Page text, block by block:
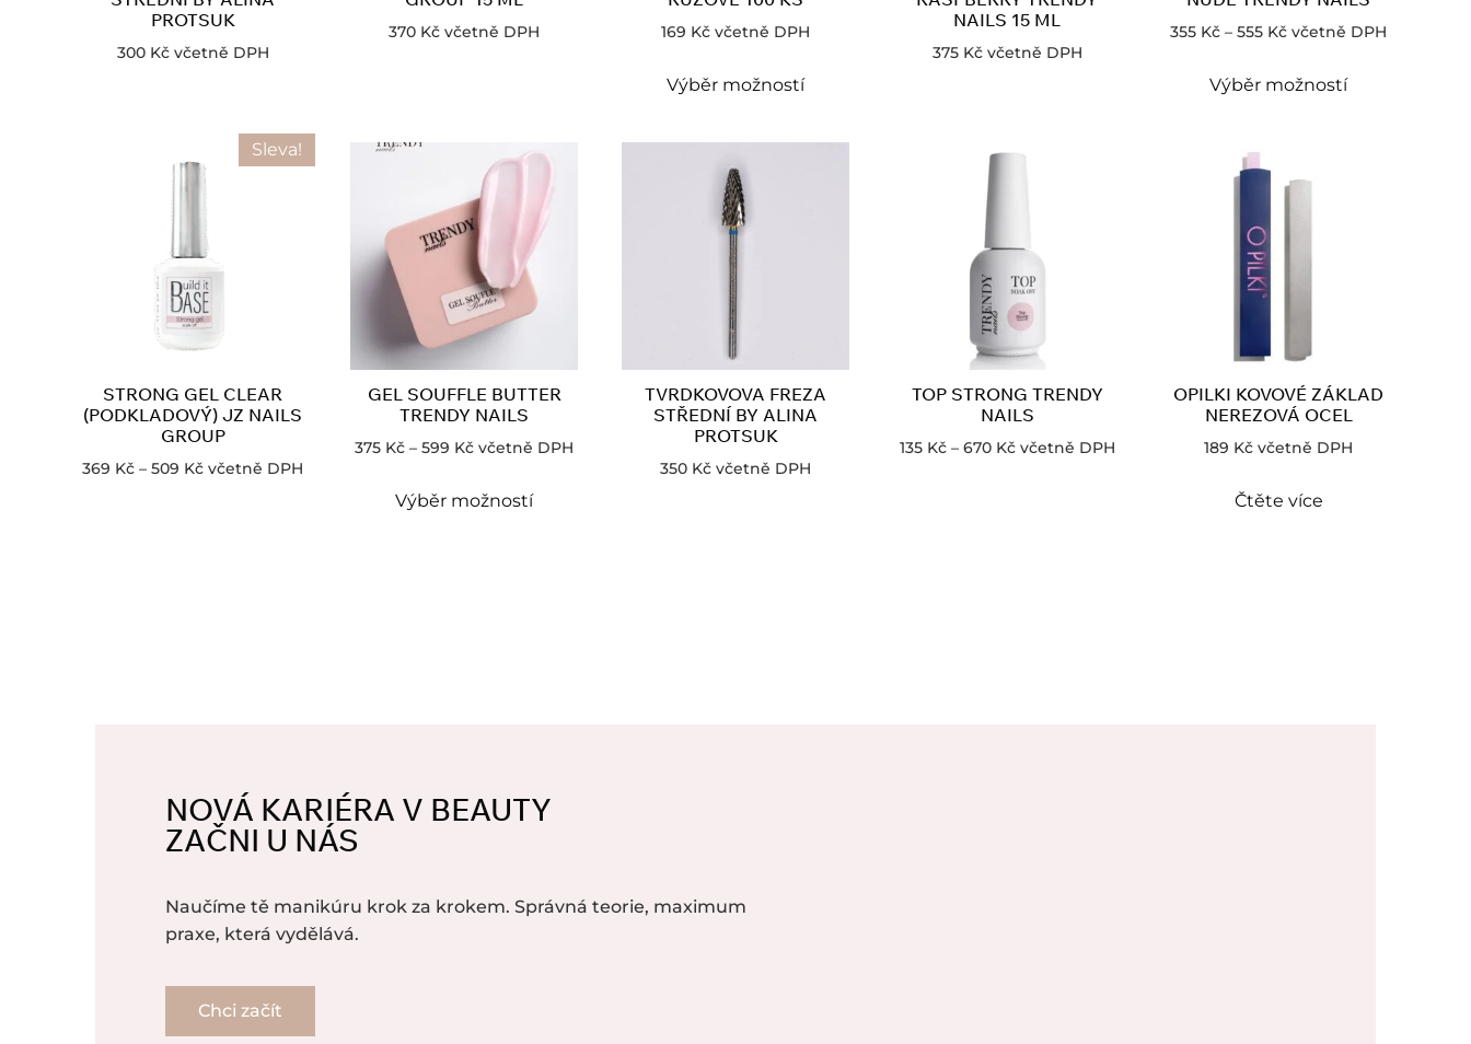
PROTSUK
300 Kč včetně DPH
370 Kč včetně DPH 169 Kč včetně DPH
Výběr možností
NAILS 15 ML
375 Kč včetně DPH
355 Kč – 555 Kč včetně DPH
Výběr možností
Sleva!
STRONG GEL CLEAR
(PODKLADOVÝ) JZ NAILS
GROUP
369 Kč – 509 Kč včetně DPH
GEL SOUFFLE BUTTER
TRENDY NAILS
375 Kč – 599 Kč včetně DPH
Výběr možností
TVRDKOVOVA FREZA
STŘEDNÍ BY ALINA
PROTSUK
350 Kč včetně DPH
TOP STRONG TRENDY
NAILS
135 Kč – 670 Kč včetně DPH
OPILKI KOVOVÉ ZÁKLAD
NEREZOVÁ OCEL
189 Kč včetně DPH
Čtěte více
NOVÁ KARIÉRA V BEAUTY
ZAČNI U NÁS
Naučíme tě manikúru krok za krokem. Správná teorie, maximum
praxe, která vydělává.
Chci začít